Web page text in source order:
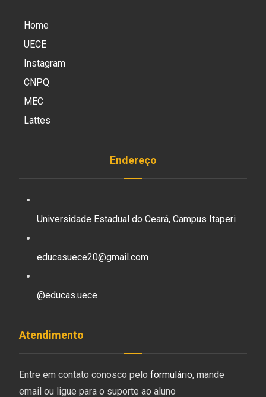
Home
UECE
Instagram
CNPQ
MEC
Lattes
Endereço
Universidade Estadual do Ceará, Campus Itaperi
educasuece20@gmail.com
@educas.uece
Atendimento
Entre em contato conosco peloformulário, mande
email ou ligue para o suporte ao aluno